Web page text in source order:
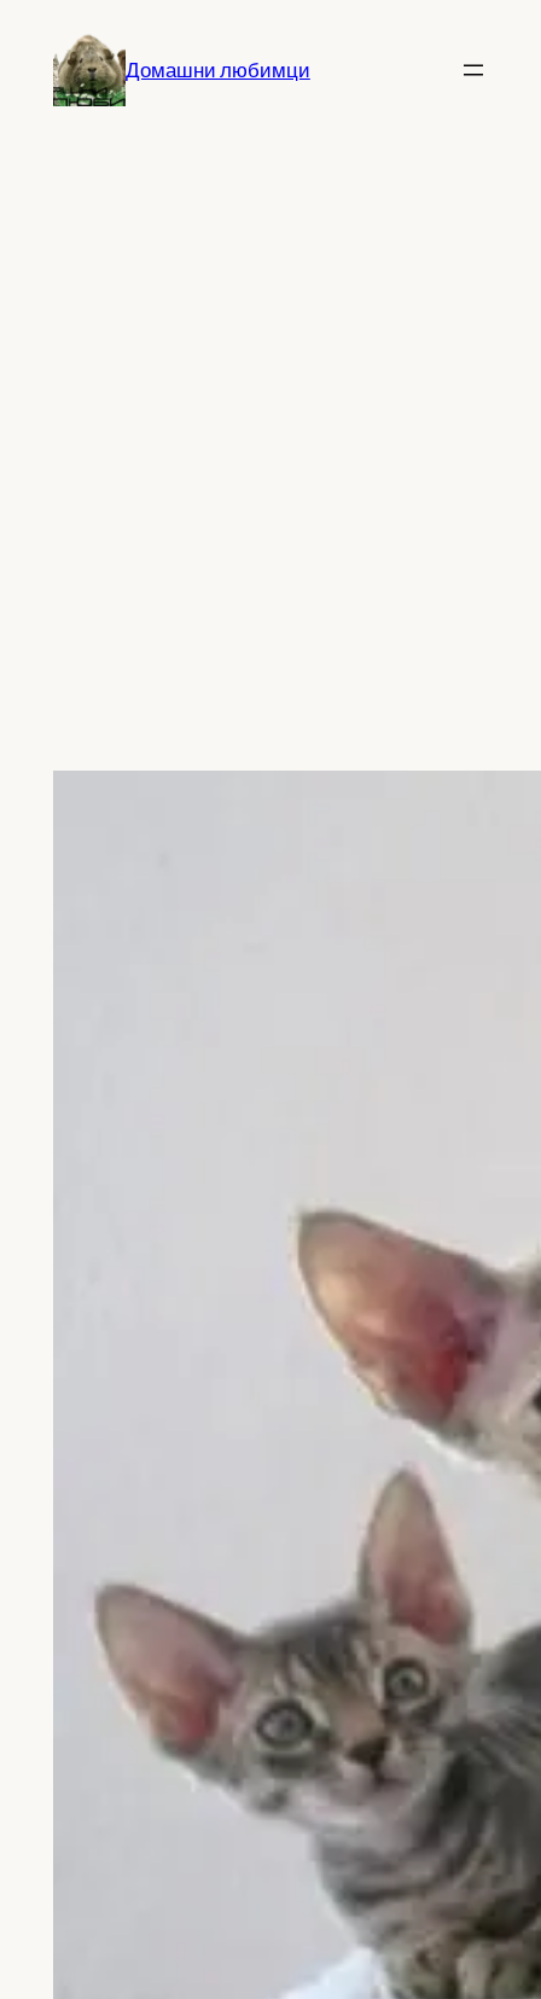
съдържанието
Домашни любимци